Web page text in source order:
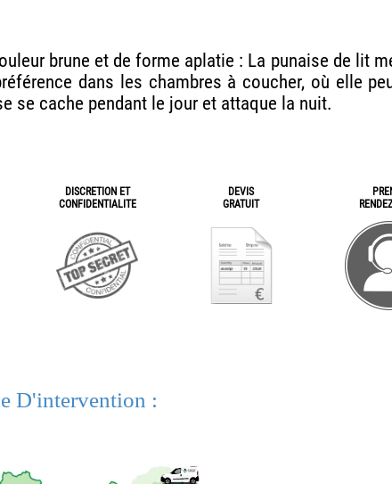
brune et de forme aplatie : La punaise de lit
dans les chambres à coucher, où elle
se cache pendant le jour et attaque la nuit.
DISCRETION ET
CONFIDENTIALITE
DEVIS
GRATUIT
D'intervention :